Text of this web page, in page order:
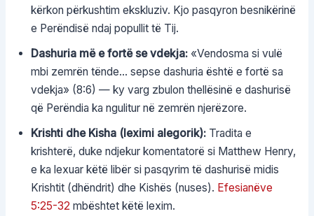
kërkon përkushtim ekskluziv. Kjo pasqyron besnikërinë
e Perëndisë ndaj popullit të Tij.
Dashuria më e fortë se vdekja:«Vendosma si vulë
mbi zemrën tënde… sepse dashuria është e fortë sa
vdekja» (8:6) — ky varg zbulon thellësinë e dashurisë
që Perëndia ka ngulitur në zemrën njerëzore.
Krishti dhe Kisha (leximi alegorik):Tradita e
krishterë, duke ndjekur komentatorë si Matthew Henry,
e ka lexuar këtë libër si pasqyrim të dashurisë midis
Krishtit (dhëndrit) dhe Kishës (nuses). Efesianëve
5:25-32 mbështet këtë lexim.